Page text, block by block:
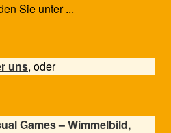
Sie unter ...
uns, oder
Games – Wimmelbild,